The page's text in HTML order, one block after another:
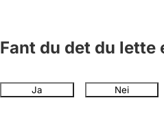
Fant du det du lette
Ja Nei